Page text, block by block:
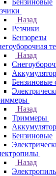
Бензиновые
Назад
Резчики
Бензорезы
Назад
Бензиновые
Назад
Триммеры
Бензиновые
Назад